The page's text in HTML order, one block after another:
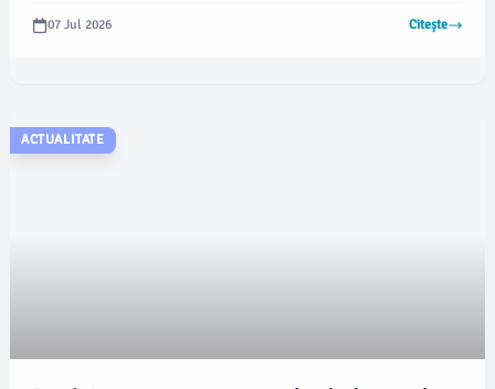
de deschidere și negociere a capitolelor de aderare la Uniunea
Europeană. Conform ANSVSA, vizita are loc în perioada 2 – 5
07 Jul 2026 Citește
ACTUALITATE